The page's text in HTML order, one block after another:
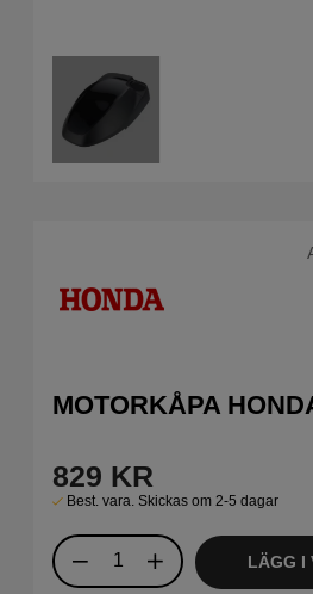
MOTORKÅPA
829 KR
Best. vara. Skickas om 2-5 dagar
LÄGG I